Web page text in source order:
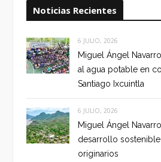
Noticias Recientes
6 JULIO, 2026
Miguel Ángel
al agua potable en
Santiago Ixcuintla
6 JULIO, 2026
Miguel Ángel
desarrollo
originarios